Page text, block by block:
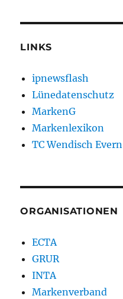
LINKS
ipnewsflash
Lünedatenschutz
MarkenG
Markenlexikon
TC Wendisch Evern
ORGANISATIONEN
ECTA
GRUR
INTA
Markenverband